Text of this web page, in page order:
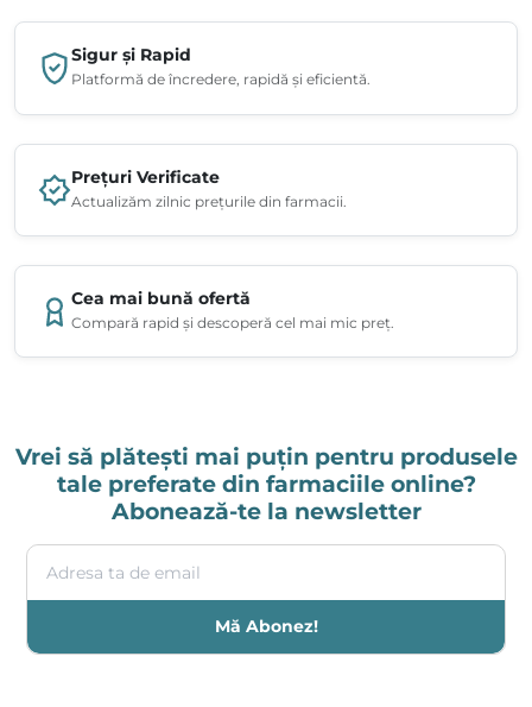
Sigur și Rapid
Platformă de încredere, rapidă și eficientă.
Prețuri Verificate
Actualizăm zilnic prețurile din farmacii.
Cea mai bună ofertă
Compară rapid și descoperă cel mai mic preț.
Vrei să plătești mai puțin pentru produsele
tale preferate din farmaciile online?
Abonează-te la newsletter
Adresa ta de email
Mă Abonez!